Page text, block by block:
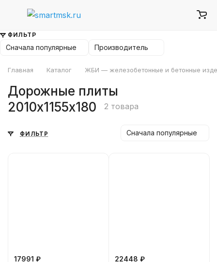
ФИЛЬТР
Сначала популярные Производитель
Главная Каталог ЖБИ — железобетонные и бетонные
Дорожные плиты
2010х1155х180
2 товара
ФИЛЬТР Сначала популярные
17991 ₽
22448 ₽